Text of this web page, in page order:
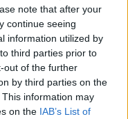
note that after your
continue seeing
information utilized by
third parties prior to
out of the further
by third parties on the
This information may
on the IAB’s List of
λίγο πριν
η οικογένεια
ζωής να